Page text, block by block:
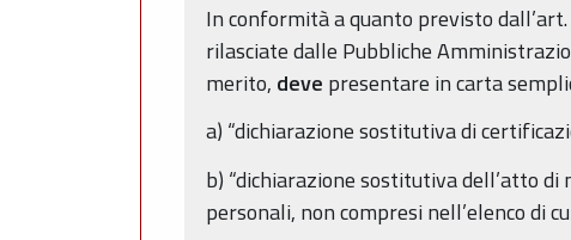
In conformità a quanto previsto
rilasciate dalle Pubbliche
merito, deve presentare in carta
a) “dichiarazione sostitutiva di
b) “dichiarazione sostitutiva dell’atto
personali, non compresi nell’elenco di